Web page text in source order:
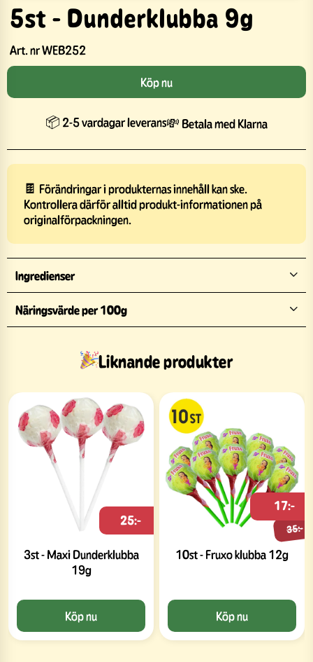
5st - Dunderklubba 9g
Art. nrWEB252
Köp nu
📦 2-5 vardagar leverans💸 Betala med Klarna
🍫 Förändringar i produkternas innehåll kan ske.
Kontrollera därför alltid produkt-informationen på
originalförpackningen.
Ingredienser
Näringsvärde per 100g
Liknande produkter
3st - Maxi Dunderklubba
19g
25:-
Köp nu
10st - Fruxo klubba 12g
35:-
17:-
Köp nu